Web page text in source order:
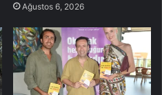
Ağustos 6, 2026